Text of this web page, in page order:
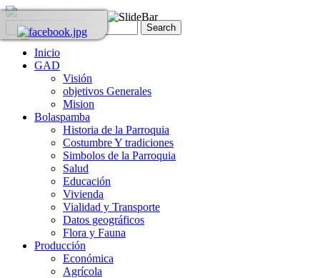
Inicio
GAD
Visión
objetivos Generales
Mision
Bolaspamba
Historia de la Parroquia
Costumbre Y tradiciones
Simbolos de la Parroquia
Salud
Educación
Vivienda
Vialidad y Transporte
Datos geográficos
Flora y Fauna
Producción
Económica
Agrícola